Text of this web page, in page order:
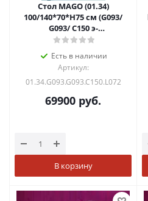
Стол MAGO (01.34)
100/140*70*Н75 см (G093/
G093/ С150 э-
бел.глянц.стекло+L072 ал)
Есть в наличии
Артикул:
01.34.G093.G093.C150.L072
69900 руб.
В корзину